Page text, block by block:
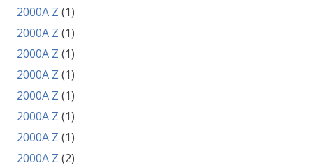
2000A Z (1)
2000A Z (1)
2000A Z (1)
2000A Z (1)
2000A Z (1)
2000A Z (1)
2000A Z (1)
2000A Z (2)